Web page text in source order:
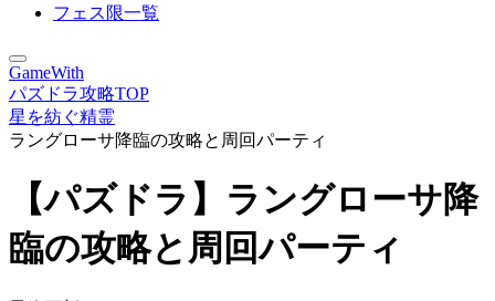
フェス限一覧
GameWith
パズドラ攻略TOP
星を紡ぐ精霊
ラングローサ降臨の攻略と周回パーティ
【パズドラ】ラングローサ降
臨の攻略と周回パーティ